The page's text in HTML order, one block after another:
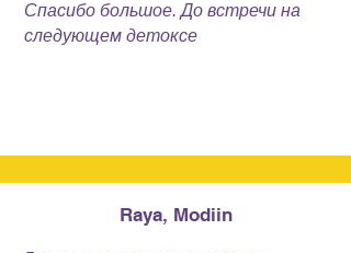
Спасибо большое. До встречи на
следующем детоксе
Raya, Modiin